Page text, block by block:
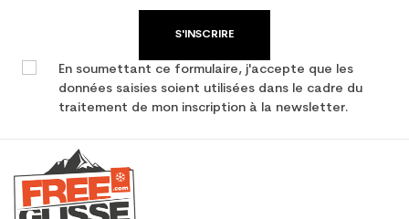
S'INSCRIRE
En soumettant ce formulaire, j'accepte que les
données saisies soient utilisées dans le cadre du
traitement de mon inscription à la newsletter.